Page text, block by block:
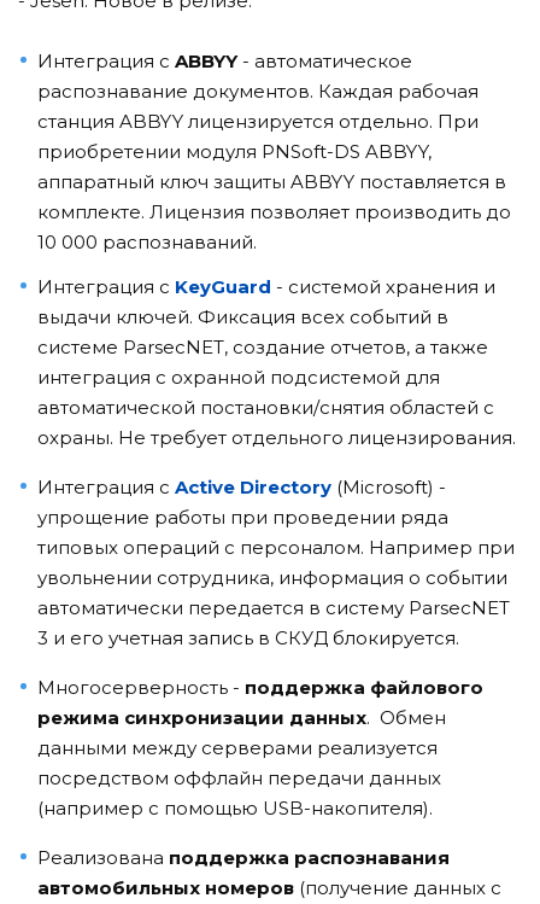
Интеграция с ABBYY- автоматическое
распознавание документов. Каждая рабочая
станция ABBYY лицензируется отдельно. При
приобретении модуля PNSoft-DS ABBYY,
аппаратный ключ защиты ABBYY поставляется в
комплекте. Лицензия позволяет производить до
10 000 распознаваний.
Интеграция с KeyGuard - системой хранения и
выдачи ключей. Фиксация всех событий в
системе ParsecNET, создание отчетов, а также
интеграция с охранной подсистемой для
автоматической постановки/снятия областей с
охраны. Не требует отдельного лицензирования.
Интеграция с Active Directory (Microsoft) -
упрощение работы при проведении ряда
типовых операций с персоналом. Например при
увольнении сотрудника, информация о событии
автоматически передается в систему ParsecNET
3 и его учетная запись в СКУД блокируется.
Многосерверность - поддержка файлового
режима синхронизации данных. Обмен
данными между серверами реализуется
посредством оффлайн передачи данных
(например с помощью USB-накопителя).
Реализована поддержка распознавания
автомобильных номеров (получение данных с